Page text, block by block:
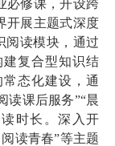
必修课，开设跨
开展主题式深度
阅读模块，通过
复合型知识结
态化建设，通
读课后服务”“晨
时长。深入开
读青春”等主题